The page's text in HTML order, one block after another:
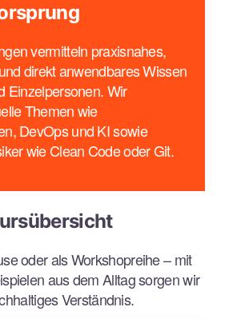
und Konzepte
Applications
nach ISTQB®
vermitteln praxisnahes,
direkt anwendbares Wissen
Einzelpersonen. Wir
Themen wie
DevOps und KI sowie
wie Clean Code oder Git.
oder als Workshopreihe – mit
aus dem Alltag sorgen wir
Verständnis.